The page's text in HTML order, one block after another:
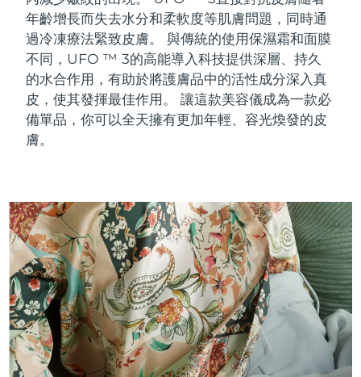
年齡增長而失去水分和柔軟度等肌膚問題，同時通
過冷凍療法緊致皮膚。
與傳統的使用保濕霜和面膜
不同，UFO ™ 3的高能導入科技提供深層、持久
的水合作用，有助於將護膚品中的活性成分深入真
皮，使其發揮最佳作用。 讓這款美容儀成為一款必
備單品，你可以全天擁有更加年輕、容光煥發的皮
膚。
Anti-aging massage
LUNA™ 4 Plus
Massage, LED heating
LUNA™ 4 mini
For young skin, T-zone
LUNA™ 4 go
For travel or gym bag
Microcurrent toning
BEAR™ 2 go
Microcurrent toning on-the-go
面部提拉護理
Premium anti-aging skincare
BEAR™ 設備
All premium facelift devices
補水保濕
UFO™ 3 套裝
Deep facial hydration
device
UFO™ 3 mini
Red light therapy device for young skin
UFO™ 3 go
Portable red light therapy
口腔護理
issa™ 4
Hybrid silicone sonic toothbrush
issa™ 4 smile
Hybrid silicone sonic toothbrush
issa™ 4 baby
For ages 0-3
FAQ™ 抗老護理
抗老
FAQ™ 101
Clinical anti-aging
FAQ™ 102
Advanced clinical anti-aging
LED 護理
FAQ™ 201
LED mask
FAQ™ 202
LED mask
生髮
FAQ™ 301
LED hair strengthening scalp massager
肌膚年輕化
NEW
FAQ™ 501
Full-Spectrum Red Light Therapy
NEW
百慕達 預計送達日期15/08/2026
波士尼亞與赫塞哥維納 預計送達日期12/08/2026
汶萊 預計送達日期14/08/2026
保加利亞 預計送達日期09/08/2026
中國 預計送達日期09/08/2026
哥倫比亞 預計送達日期13/08/2026
克羅埃西亞 預計送達日期 09/08/2026
賽普勒斯 預計送達日期 10/08/2026